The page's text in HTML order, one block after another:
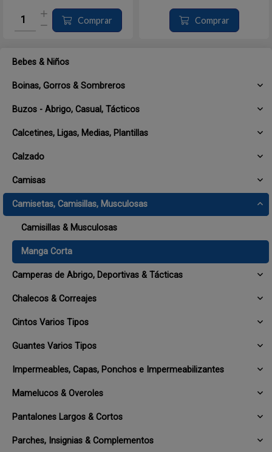
Bebes & Niños
Boinas, Gorros & Sombreros
Buzos - Abrigo, Casual, Tácticos
Calcetines, Ligas, Medias, Plantillas
Calzado
Camisas
Camisetas, Camisillas, Musculosas
Camisillas & Musculosas
Manga Corta
Camperas de Abrigo, Deportivas & Tácticas
Chalecos & Correajes
Cintos Varios Tipos
Guantes Varios Tipos
Impermeables, Capas, Ponchos e Impermeabilizantes
Mamelucos & Overoles
Pantalones Largos & Cortos
Parches, Insignias & Complementos
Comprar Comprar